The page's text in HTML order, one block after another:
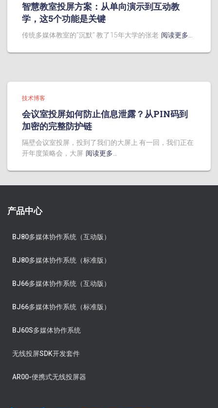
智慧教室投屏方案：从单向演示到互动教
学，这5个功能是关键
传统多媒体教室的”沉默” 教了15年大学的张老 阅读更多…
技术博客
会议室投屏如何防止信息泄露？从PIN码到
加密的完整防护链
隔壁会议室投屏，投到了我们的大屏上 有一回，我们正在
开年度策略会，大屏 阅读更多…
产品中心
BJ80多媒体协作系统（互动版）
BJ80多媒体协作系统（标准版）
BJ66多媒体协作系统（互动版）
BJ66多媒体协作系统（标准版）
BJ60S多媒体协作系统
无线投屏SDK开发套件
AR00-便携式无线投屏器